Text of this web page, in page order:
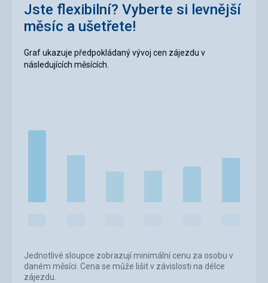
Jste flexibilní? Vyberte si levnější
měsíc a ušetřete!
Graf ukazuje předpokládaný vývoj cen zájezdu v
následujících měsících.
Jednotlivé sloupce zobrazují minimální cenu za osobu v
daném měsíci. Cena se může lišit v závislosti na délce
zájezdu.